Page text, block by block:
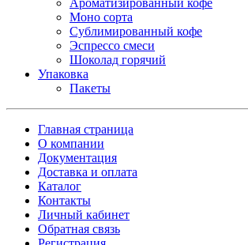
Моно сорта
Сублимированный кофе
Эспрессо смеси
Шоколад горячий
Упаковка
Пакеты
Главная страница
О компании
Документация
Доставка и оплата
Каталог
Контакты
Личный кабинет
Обратная связь